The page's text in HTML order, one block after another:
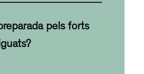
pels forts